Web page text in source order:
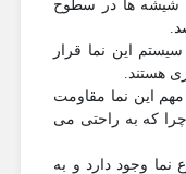
شیشه ها در سطوح
این نما قرار
هستند.
این نما مقاومت
که به راحتی می
وجود دارد و به